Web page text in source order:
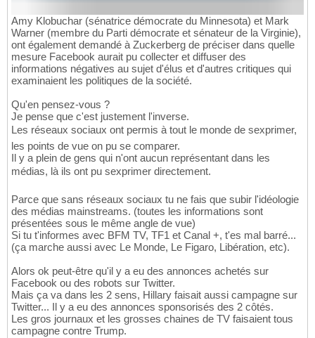
Amy Klobuchar (sénatrice démocrate du Minnesota) et Mark
Warner (membre du Parti démocrate et sénateur de la Virginie),
ont également demandé à Zuckerberg de préciser dans quelle
mesure Facebook aurait pu collecter et diffuser des
informations négatives au sujet d'élus et d'autres critiques qui
examinaient les politiques de la société.
Qu'en pensez-vous ?
Je pense que c'est justement l'inverse.
Les réseaux sociaux ont permis à tout le monde de sexprimer,
les points de vue on pu se comparer.
Il y a plein de gens qui n'ont aucun représentant dans les
médias, là ils ont pu sexprimer directement.
Parce que sans réseaux sociaux tu ne fais que subir l'idéologie
des médias mainstreams. (toutes les informations sont
présentées sous le même angle de vue)
Si tu t'informes avec BFM TV, TF1 et Canal +, t'es mal barré...
(ça marche aussi avec Le Monde, Le Figaro, Libération, etc).
Alors ok peut-être qu'il y a eu des annonces achetés sur
Facebook ou des robots sur Twitter.
Mais ça va dans les 2 sens, Hillary faisait aussi campagne sur
Twitter... Il y a eu des annonces sponsorisés des 2 côtés.
Les gros journaux et les grosses chaines de TV faisaient tous
campagne contre Trump.